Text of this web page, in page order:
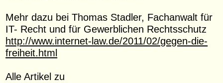
Mehr dazu bei Thomas Stadler, Fachanwalt für
IT- Recht und für Gewerblichen Rechtsschutz
http://www.internet-law.de/2011/02/gegen-die-
freiheit.html
Alle Artikel zu